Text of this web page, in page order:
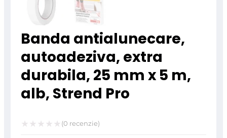
Banda antialunecare,
autoadeziva, extra
durabila, 25 mm x 5 m,
alb, Strend Pro
(0 recenzie)